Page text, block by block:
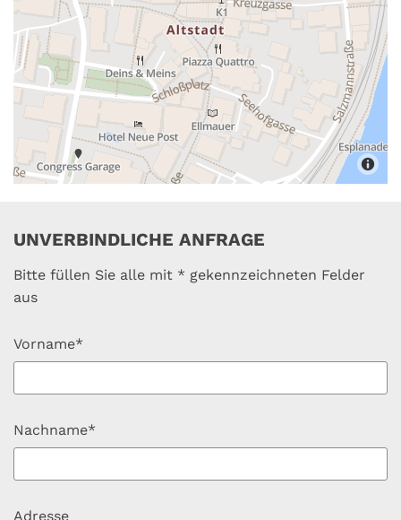
UNVERBINDLICHE ANFRAGE
Bitte füllen Sie alle mit * gekennzeichneten Felder
aus
Vorname*
Nachname*
Adresse